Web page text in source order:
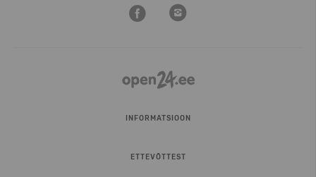
INFORMATSIOON
ETTEVÕTTEST